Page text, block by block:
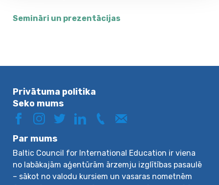
Semināri un prezentācijas
Privātuma politika
Seko mums
Par mums
Baltic Council for International Education ir viena
no labākajām aģentūrām ārzemju izglītības pasaulē
– sākot no valodu kursiem un vasaras nometnēm